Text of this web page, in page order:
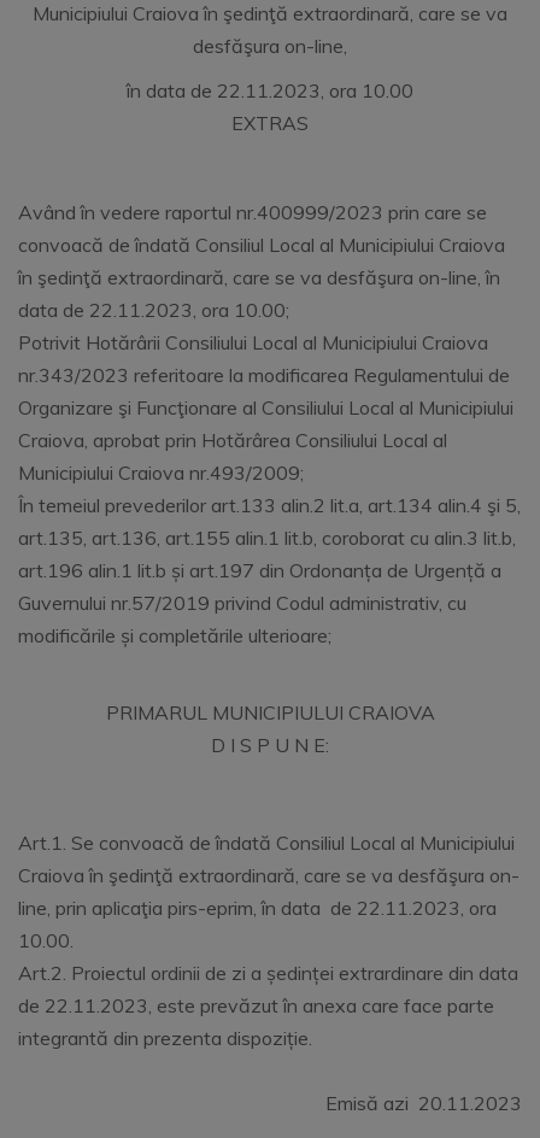
Municipiului Craiova în şedinţă extraordinară, care se va
desfăşura on-line,
în data de 22.11.2023, ora 10.00
EXTRAS
Având în vedere raportul nr.400999/2023 prin care se
convoacă de îndată Consiliul Local al Municipiului Craiova
în şedinţă extraordinară, care se va desfăşura on-line, în
data de 22.11.2023, ora 10.00;
Potrivit Hotărârii Consiliului Local al Municipiului Craiova
nr.343/2023 referitoare la modificarea Regulamentului de
Organizare şi Funcţionare al Consiliului Local al Municipiului
Craiova, aprobat prin Hotărârea Consiliului Local al
Municipiului Craiova nr.493/2009;
În temeiul prevederilor art.133 alin.2 lit.a, art.134 alin.4 şi 5,
art.135, art.136, art.155 alin.1 lit.b, coroborat cu alin.3 lit.b,
art.196 alin.1 lit.b și art.197 din Ordonanța de Urgență a
Guvernului nr.57/2019 privind Codul administrativ, cu
modificările și completările ulterioare;
PRIMARUL MUNICIPIULUI CRAIOVA
D I S P U N E:
Art.1. Se convoacă de îndată Consiliul Local al Municipiului
Craiova în şedinţă extraordinară, care se va desfăşura on-
line, prin aplicaţia pirs-eprim, în data de 22.11.2023, ora
10.00.
Art.2. Proiectul ordinii de zi a ședinței extrardinare din data
de 22.11.2023, este prevăzut în anexa care face parte
integrantă din prezenta dispoziție.
Emisă azi 20.11.2023